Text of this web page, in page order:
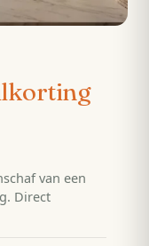
van een
Direct